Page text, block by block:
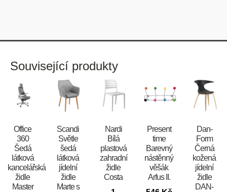
Související produkty
Office
360
Šedá
látková
kancelářská
židle
Master
Scandi
Světle
šedá
látková
jídelní
židle
Marte s
Nardi
Bílá
plastová
zahradní
židle
Costa
Present
time
Barevný
nástěnný
věšák
Arfus II.
​​​​​Dan-
Form
Černá
kožená
jídelní
židle
DAN-